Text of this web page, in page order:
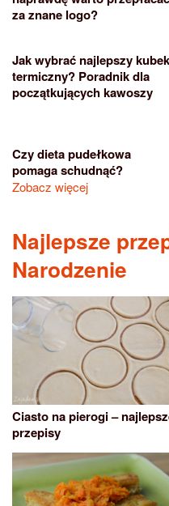
za znane logo?
Jak wybrać najlepszy kubek
termiczny? Poradnik dla
początkujących kawoszy
Czy dieta pudełkowa
pomaga schudnąć?
Zobacz więcej
Najlepsze
Narodzenie
Ciasto na pierogi –
przepisy